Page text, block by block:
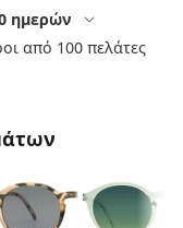
ημερών
από 100 πελάτες